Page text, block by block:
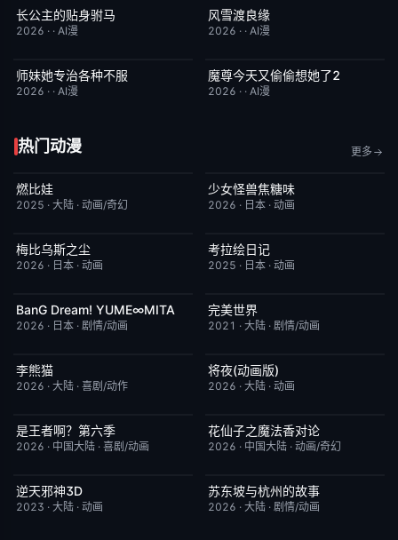
完结
长公主的贴身驸马
2026 · · AI漫
完结
风雪渡良缘
2026 · · AI漫
完结
师妹她专治各种不服
2026 · · AI漫
完结
魔尊今天又偷偷想她了2
2026 · · AI漫
热门动漫 更多
HD国语
燃比娃
2025 · 大陆 · 动画/奇幻
更新至第06集
少女怪兽焦糖味
2026 · 日本 · 动画
更新至第05集
梅比乌斯之尘
2026 · 日本 · 动画
更新至第43集
考拉绘日记
2025 · 日本 · 动画
更新至第08集 7.0
BanG Dream! YUME∞MITA
2026 · 日本 · 剧情/动画
更新至第281集
完美世界
2021 · 大陆 · 剧情/动画
更新至第4集
李熊猫
2026 · 大陆 · 喜剧/动作
更新至第17集
将夜(动画版)
2026 · 大陆 · 动画
更新至第4集
是王者啊？第六季
2026 · 中国大陆 · 喜剧/动画
更新至第20集
花仙子之魔法香对论
2026 · 中国大陆 · 动画/奇幻
更新至第49集
逆天邪神3D
2023 · 大陆 · 动画
更新至第16集
苏东坡与杭州的故事
2026 · 大陆 · 剧情/动画